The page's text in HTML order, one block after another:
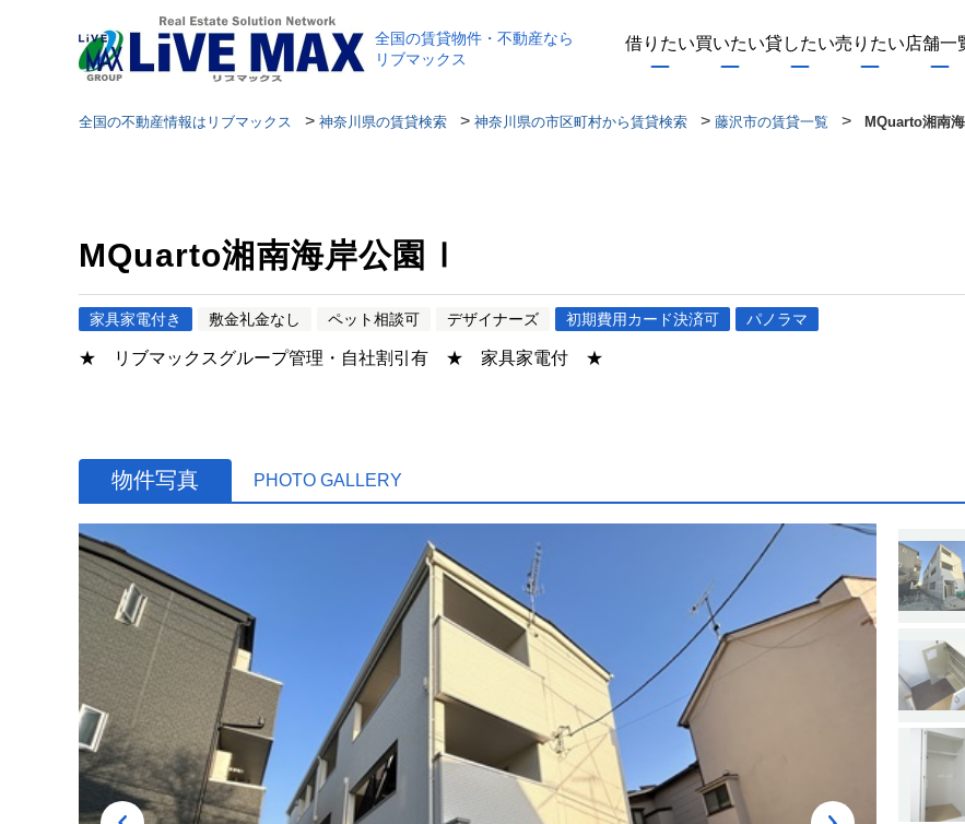
全国の賃貸物件・不動産なら
リブマックス
借りたい買いたい貸したい売りたい店舗一
全国の不動産情報はリブマックス > 神奈川県の賃貸検索 > 神奈川県の市区町村から賃貸検索 > 藤沢市の賃貸一覧 > MQuarto湘南
MQuarto湘南海岸公園Ⅰ
家具家電付き 敷金礼金なし ペット相談可 デザイナーズ 初期費用カード決済可 パノラマ
★ リブマックスグループ管理・自社割引有 ★ 家具家電付 ★
物件写真 PHOTO GALLERY